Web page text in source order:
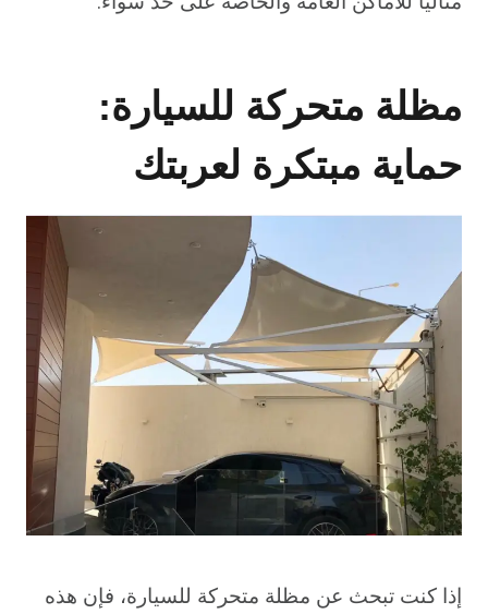
مظلة متحركة للسيارة:
حماية مبتكرة لعربتك
إذا كنت تبحث عن مظلة متحركة للسيارة، فإن هذه